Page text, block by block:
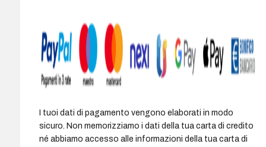
quantità
I tuoi dati di pagamento vengono elaborati in modo
sicuro. Non memorizziamo i dati della tua carta di credito
né abbiamo accesso alle informazioni della tua carta di